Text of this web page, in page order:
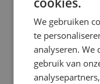
We gebruiken
te
analyseren.
gebruik van